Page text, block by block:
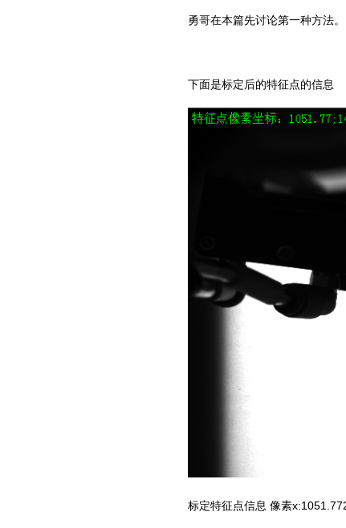
勇哥在本篇先讨论第一种方法。
下面是标定后的特征点的信息
标定特征点信息 像素